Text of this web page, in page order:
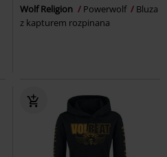
Wolf Religion Powerwolf
Bluza
z kapturem rozpinana